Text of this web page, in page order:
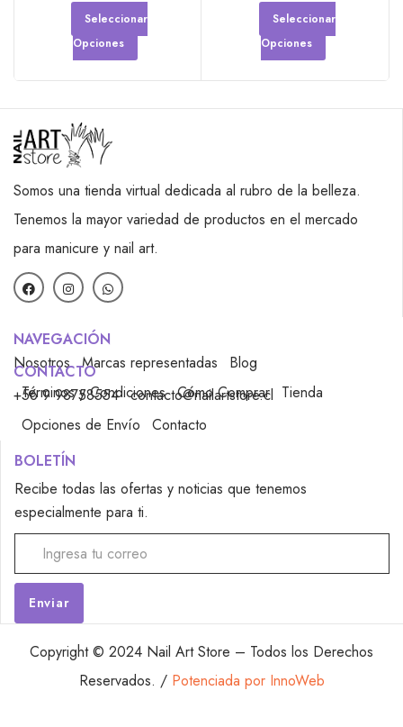
Seleccionar
Opciones
Seleccionar
Opciones
Somos una tienda virtual dedicada al rubro de la belleza.
Tenemos la mayor variedad de productos en el mercado
para manicure y nail art.
NAVEGACIÓN
Nosotros Marcas representadas
Blog
Términos y Condiciones Cómo Comprar Tienda
CONTACTO
+56 9 98758554 contacto@nailartstore.cl
Opciones de Envío
Contacto
BOLETÍN
Recibe todas las ofertas y noticias que tenemos
especialmente para ti.
Copyright © 2024 Nail Art Store – Todos los Derechos
Reservados. / Potenciada por InnoWeb